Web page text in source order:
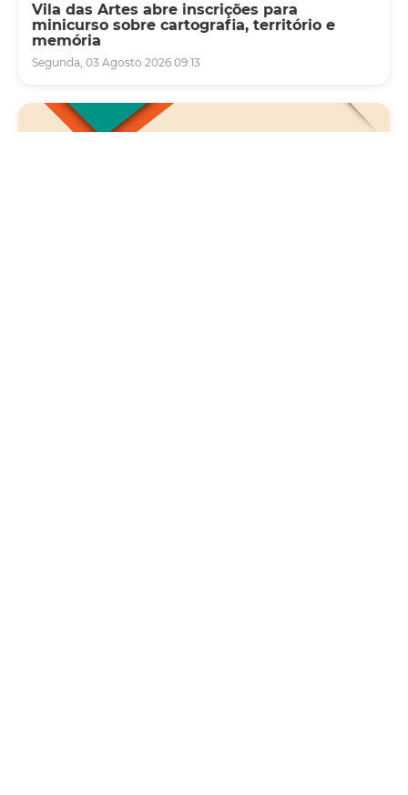
Vila das Artes abre inscrições para
minicurso sobre cartografia, território e
memória
Segunda, 03 Agosto 2026 09:13